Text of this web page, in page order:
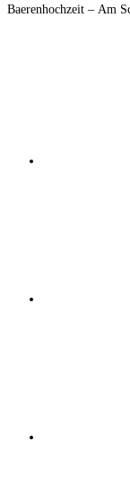
Footer
Baerenhochzeit – Am